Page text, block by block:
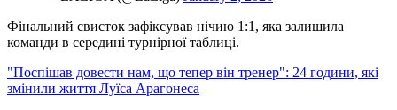
Фінальний свисток зафіксував нічию 1:1, яка залишила
команди в середині турнірної таблиці.
"Поспішав довести нам, що тепер він тренер": 24 години, які
змінили життя Луїса Арагонеса